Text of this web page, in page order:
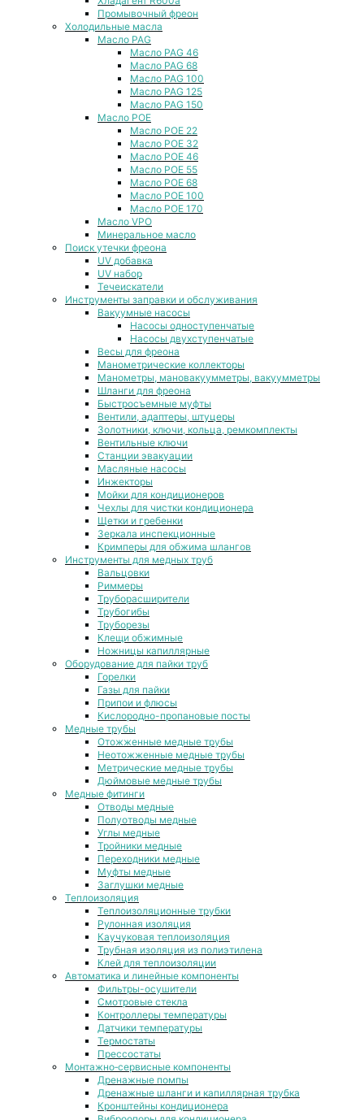
Промывочный фреон
Холодильные масла
Масло PAG
Масло PAG 46
Масло PAG 68
Масло PAG 100
Масло PAG 125
Масло PAG 150
Масло POE
Масло POE 22
Масло POE 32
Масло POE 46
Масло POE 55
Масло POE 68
Масло POE 100
Масло POE 170
Масло VPO
Минеральное масло
Поиск утечки фреона
UV добавка
UV набор
Течеискатели
Инструменты заправки и обслуживания
Вакуумные насосы
Насосы одноступенчатые
Насосы двухступенчатые
Весы для фреона
Манометрические коллекторы
Манометры, мановакуумметры, вакуумметры
Шланги для фреона
Быстросъемные муфты
Вентили, адаптеры, штуцеры
Золотники, ключи, кольца, ремкомплекты
Вентильные ключи
Станции эвакуации
Масляные насосы
Инжекторы
Мойки для кондиционеров
Чехлы для чистки кондиционера
Щетки и гребенки
Зеркала инспекционные
Кримперы для обжима шлангов
Инструменты для медных труб
Вальцовки
Риммеры
Труборасширители
Трубогибы
Труборезы
Клещи обжимные
Ножницы капиллярные
Оборудование для пайки труб
Горелки
Газы для пайки
Припои и флюсы
Кислородно-пропановые посты
Медные трубы
Отожженные медные трубы
Неотожженные медные трубы
Метрические медные трубы
Дюймовые медные трубы
Медные фитинги
Отводы медные
Полуотводы медные
Углы медные
Тройники медные
Переходники медные
Муфты медные
Заглушки медные
Теплоизоляция
Теплоизоляционные трубки
Рулонная изоляция
Каучуковая теплоизоляция
Трубная изоляция из полиэтилена
Клей для теплоизоляции
Автоматика и линейные компоненты
Фильтры-осушители
Смотровые стекла
Контроллеры температуры
Датчики температуры
Термостаты
Прессостаты
Монтажно‑сервисные компоненты
Дренажные помпы
Дренажные шланги и капиллярная трубка
Кронштейны кондиционера